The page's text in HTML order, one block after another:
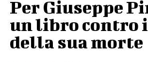
Per Giuseppe
un libro contro
della sua morte